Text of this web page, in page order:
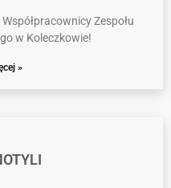
Zespołu
w Koleczkowie!
»